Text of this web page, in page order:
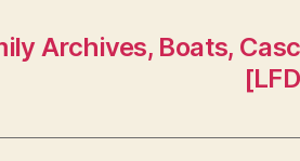
Archives, Boats,